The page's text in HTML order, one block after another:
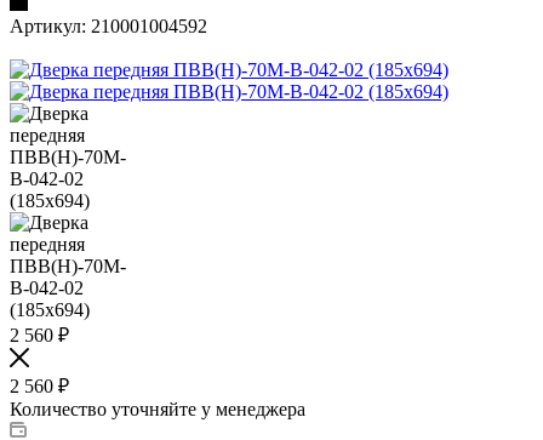
Артикул: 210001004592
2 560 ₽
2 560 ₽
Количество уточняйте у менеджера